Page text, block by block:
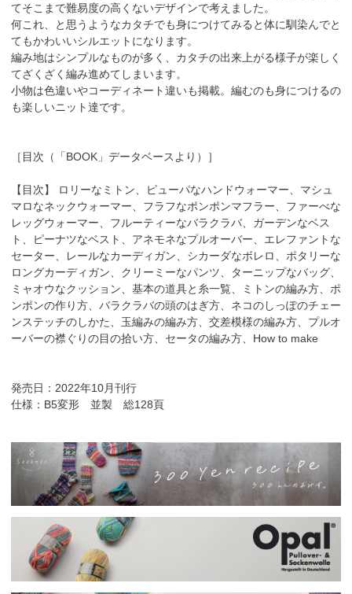
てそこまで難易度の高くないデザインで考えました。
何これ、と思うようなカタチでも身につけてみると体に馴染んでと
てもかわいいシルエットになります。
編み地はシンプルなものが多く、カタチの出来上がる様子が楽しく
てざくざく編み進めてしまいます。
小物は色違いやコーディネート違いも掲載。編むのも身につけるの
も楽しいニット達です。
［目次（「BOOK」データベースより）］
【目次】 ロリーなミトン、ピューパなハンドウォーマー、マシュ
マロなネックウォーマー、フラフなポンポンマフラー、ファーべな
レッグウォーマー、フルーティーなバラクラバ、ガーデンなベス
ト、ピーナツなベスト、アネモネなプルオーバー、エレファントな
セーター、レールなカーディガン、シカーダなボレロ、ポタリーな
ロングカーディガン、クリーミーなパンツ、ターニップなバッグ、
ミャオウなクッション、基本の道具と糸一覧、ミトンの編み方、ポ
ンポンの作り方、バラクラバの頭のはぎ方、ネコのしっぽのチェー
ンステッチのしかた、玉編みの編み方、交差模様の編み方、プルオ
ーバーの襟ぐりの目の拾い方、セータの編み方、How to make
発売日：2022年10月刊行
仕様：B5変形 並製 総128頁